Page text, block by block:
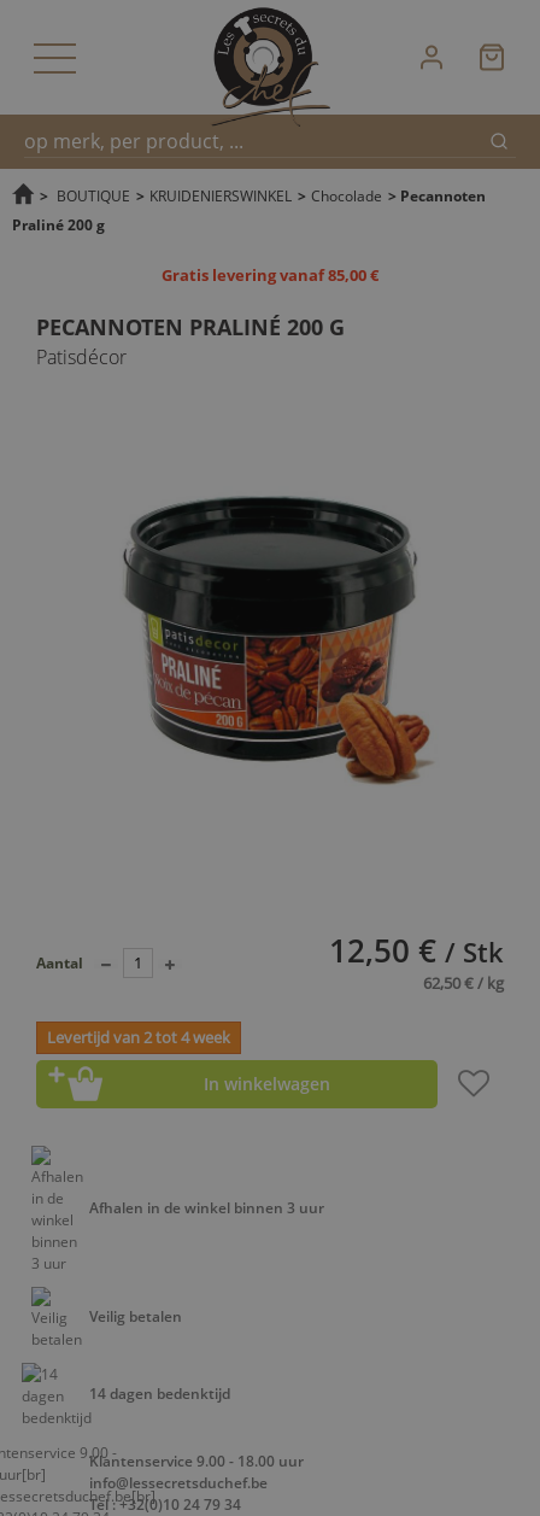
Snel
> BOUTIQUE > KRUIDENIERSWINKEL > Chocolade > Pecannoten
Praliné 200 g
Gratis levering vanaf 85,00 €
PECANNOTEN PRALINÉ 200 G
Patisdécor
12,50 € / Stk
62,50 € / kg
Aantal
Levertijd van 2 tot 4 week
In winkelwagen
Afhalen in de winkel binnen 3 uur
Veilig betalen
14 dagen bedenktijd
Klantenservice 9.00 - 18.00 uur
info@lessecretsduchef.be
Tel : +32(0)10 24 79 34